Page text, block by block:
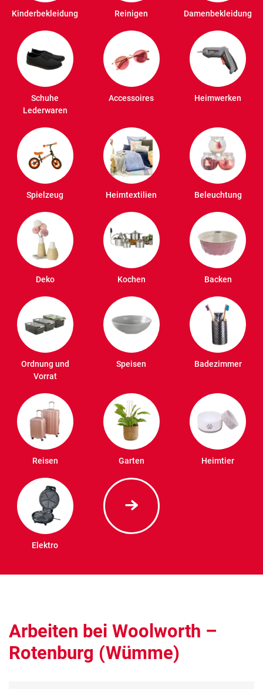
Kinderbekleidung Reinigen Damenbekleidung
Schuhe
Lederwaren
Accessoires Heimwerken
Spielzeug Heimtextilien Beleuchtung
Deko Kochen Backen
Ordnung und
Vorrat
Speisen Badezimmer
Reisen Garten Heimtier
Elektro
Arbeiten bei Woolworth –
Rotenburg (Wümme)